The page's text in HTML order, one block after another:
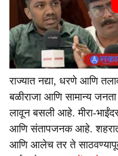
राज्यात नद्या, धरणे आणि
बळीराजा आणि सामान्य
लावून बसली आहे. मीरा-
आणि संतापजनक आहे. शहरात
आणि आलेच तर ते